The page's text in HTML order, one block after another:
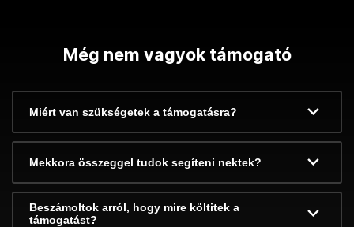
Még nem vagyok támogató
Miért van szükségetek a támogatásra?
Mekkora összeggel tudok segíteni nektek?
Beszámoltok arról, hogy mire költitek a
támogatást?